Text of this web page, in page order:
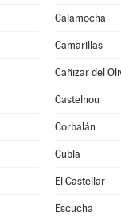
Calamocha
Camarillas
Cañizar del
Castelnou
Corbalán
Cubla
El Castellar
Escucha